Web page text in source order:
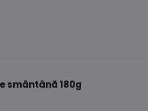
smântână 180g